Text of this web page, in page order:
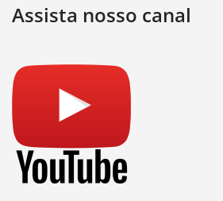
Assista nosso canal